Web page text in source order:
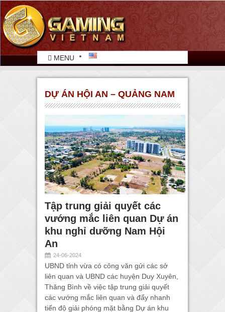
MENU
DỰ ÁN HỘI AN – QUẢNG NAM
Tập trung giải quyết các
vướng mắc liên quan Dự án
khu nghỉ dưỡng Nam Hội
An
24-06-2024
UBND tỉnh vừa có công văn gửi các sở
liên quan và UBND các huyện Duy Xuyên,
Thăng Bình về việc tập trung giải quyết
các vướng mắc liên quan và đẩy nhanh
tiến độ giải phóng mặt bằng Dự án khu